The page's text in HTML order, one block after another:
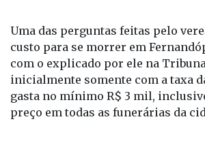
Uma das perguntas feitas pelo
custo para se morrer em
com o explicado por ele na
inicialmente somente com a taxa
gasta no mínimo R$ 3 mil,
preço em todas as funerárias da